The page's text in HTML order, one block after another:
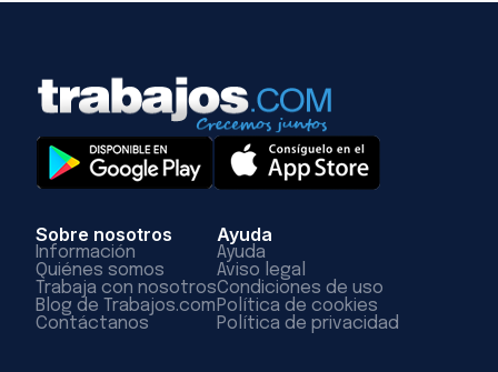
Sobre nosotros
Información
Quiénes somos
Trabaja con nosotros
Blog de Trabajos.com
Contáctanos
Ayuda
Ayuda
Aviso legal
Condiciones de uso
Política de cookies
Política de privacidad